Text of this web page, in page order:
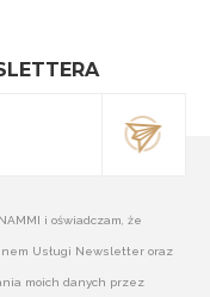
i oświadczam, że
Usługi Newsletter oraz
moich danych przez